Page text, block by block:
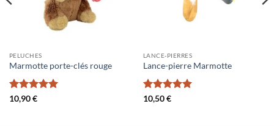
PELUCHES
Marmotte porte-clés rouge
Note5
10,90€
LANCE-PIERRES
Lance-pierre Marmotte
Note5
10,50€